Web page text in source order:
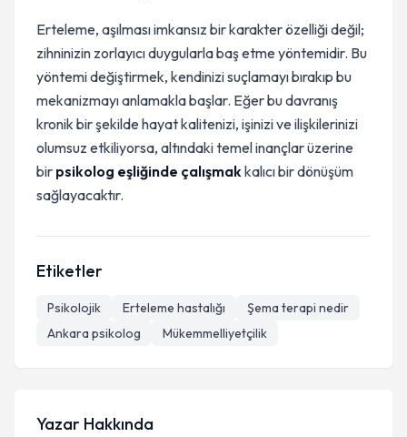
Erteleme, aşılması imkansız bir karakter özelliği değil;
zihninizin zorlayıcı duygularla baş etme yöntemidir. Bu
yöntemi değiştirmek, kendinizi suçlamayı bırakıp bu
mekanizmayı anlamakla başlar. Eğer bu davranış
kronik bir şekilde hayat kalitenizi, işinizi ve ilişkilerinizi
olumsuz etkiliyorsa, altındaki temel inançlar üzerine
bir psikolog eşliğinde çalışmakkalıcı bir dönüşüm
sağlayacaktır.
Etiketler
Psikolojik Erteleme hastalığı
Şema terapi nedir
Ankara psikolog
Mükemmelliyetçilik
Yazar Hakkında